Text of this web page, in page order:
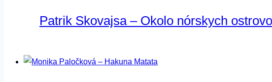
Patrik Skovajsa – Okolo nórskych